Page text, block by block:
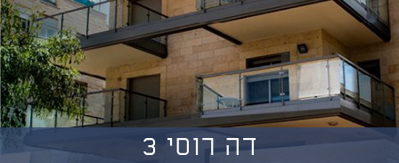
דה רוסי 3